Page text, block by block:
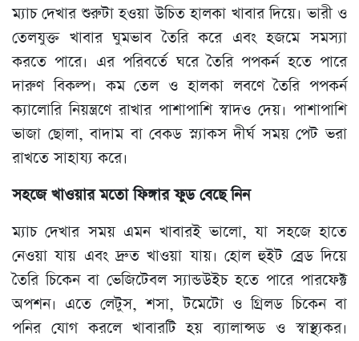
ম্যাচ দেখার শুরুটা হওয়া উচিত হালকা খাবার দিয়ে। ভারী ও
তেলযুক্ত খাবার ঘুমভাব তৈরি করে এবং হজমে সমস্যা
করতে পারে। এর পরিবর্তে ঘরে তৈরি পপকর্ন হতে পারে
দারুণ বিকল্প। কম তেল ও হালকা লবণে তৈরি পপকর্ন
ক্যালোরি নিয়ন্ত্রণে রাখার পাশাপাশি স্বাদও দেয়। পাশাপাশি
ভাজা ছোলা, বাদাম বা বেকড স্ন্যাকস দীর্ঘ সময় পেট ভরা
রাখতে সাহায্য করে।
সহজে খাওয়ার মতো ফিঙ্গার ফুড বেছে নিন
ম্যাচ দেখার সময় এমন খাবারই ভালো, যা সহজে হাতে
নেওয়া যায় এবং দ্রুত খাওয়া যায়। হোল হুইট ব্রেড দিয়ে
তৈরি চিকেন বা ভেজিটেবল স্যান্ডউইচ হতে পারে পারফেক্ট
অপশন। এতে লেটুস, শসা, টমেটো ও গ্রিলড চিকেন বা
পনির যোগ করলে খাবারটি হয় ব্যালান্সড ও স্বাস্থ্যকর।